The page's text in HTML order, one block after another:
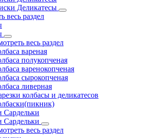
Деликатесы
весь раздел
весь раздел
вареная
полукопченая
варенокопченая
сырокопченая
ливерная
колбасы и деликатесов
Сардельки
Сардельки
весь раздел